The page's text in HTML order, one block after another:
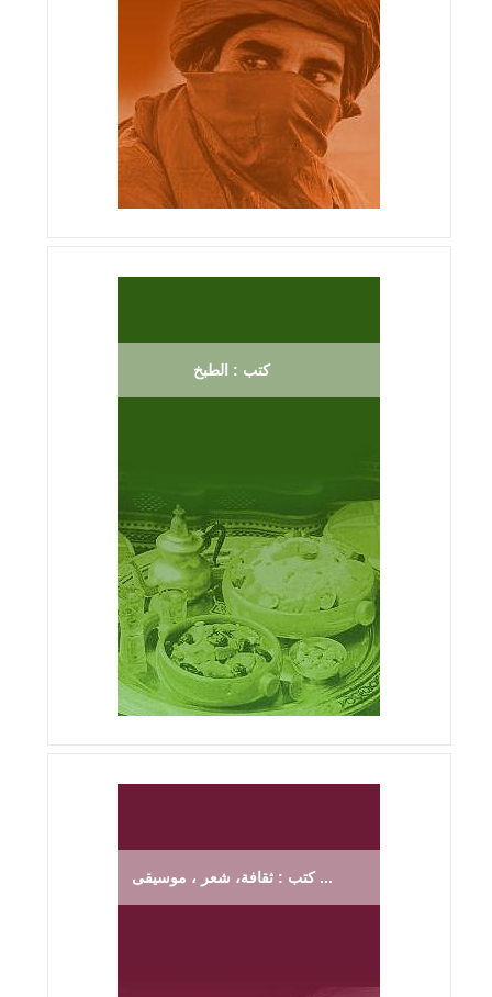
كتب : الطبخ
كتب : ثقافة، شعر ، موسيقى ...